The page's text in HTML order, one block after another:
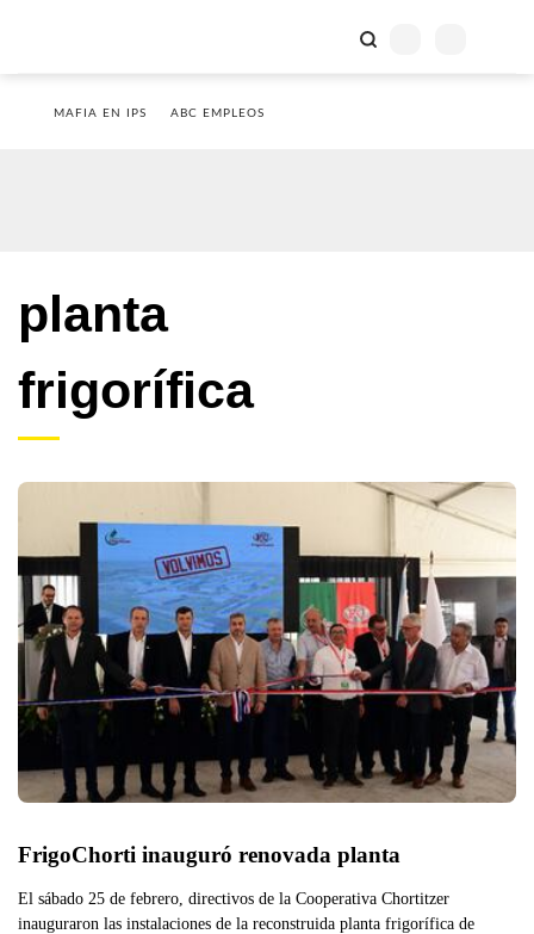
MAFIA EN IPS ABC EMPLEOS
planta
frigorífica
FrigoChorti inauguró renovada planta
El sábado 25 de febrero, directivos de la Cooperativa Chortitzer
inauguraron las instalaciones de la reconstruida planta frigorífica de